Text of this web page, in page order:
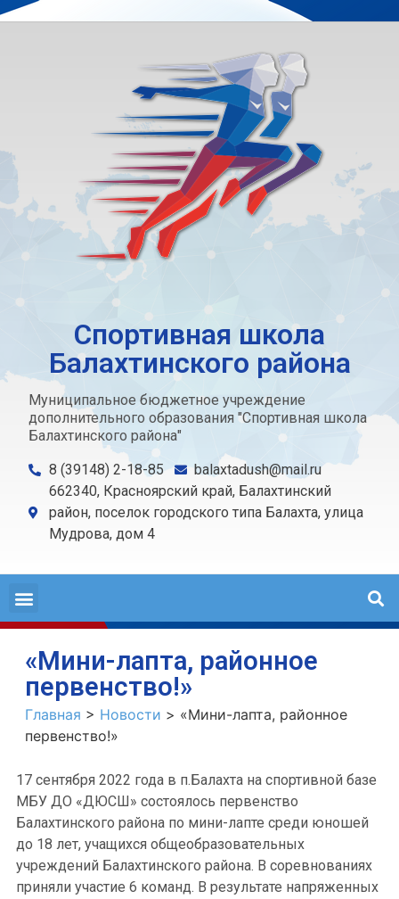
Спортивная школа
Балахтинского района
Муниципальное бюджетное учреждение
дополнительного образования "Спортивная школа
Балахтинского района"
8 (39148) 2-18-85
balaxtadush@mail.ru
662340, Красноярский край, Балахтинский
район, поселок городского типа Балахта, улица
Мудрова, дом 4
«Мини-лапта, районное
первенство!»
Главная > Новости > «Мини-лапта, районное
первенство!»
17 сентября 2022 года в п.Балахта на спортивной базе
МБУ ДО «ДЮСШ» состоялось первенство
Балахтинского района по мини-лапте среди юношей
до 18 лет, учащихся общеобразовательных
учреждений Балахтинского района. В соревнованиях
приняли участие 6 команд. В результате напряженных